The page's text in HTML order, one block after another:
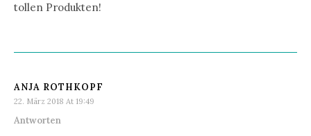
tollen Produkten!
ANJA ROTHKOPF
22. März 2018 At 19:49
Antworten